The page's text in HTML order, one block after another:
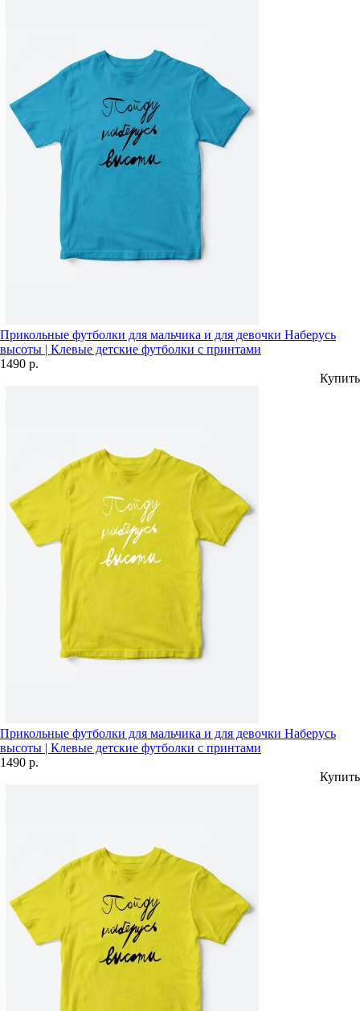
Прикольные футболки для мальчика и для девочки Наберусь
высоты | Клевые детские футболки с принтами
1490 р.
Купить
Прикольные футболки для мальчика и для девочки Наберусь
высоты | Клевые детские футболки с принтами
1490 р.
Купить